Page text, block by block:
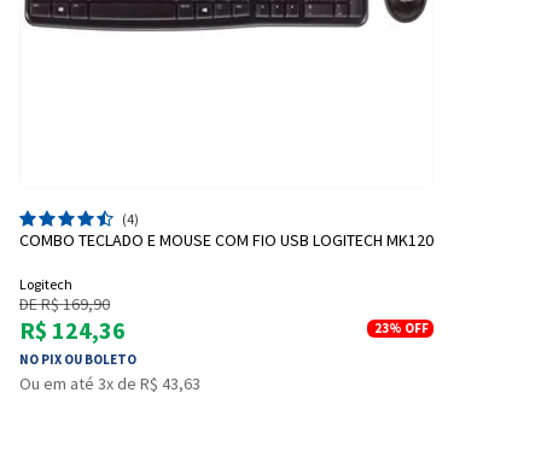
(4)
COMBO TECLADO E MOUSE COM FIO USB LOGITECH MK120
Logitech
DE R$ 169,90
R$ 124,36
NO PIX OU BOLETO
23% OFF
Ou em até 3x de R$ 43,63